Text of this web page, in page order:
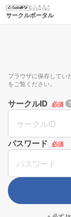
サークルポータル
ブラウザに保存してい
をご覧ください。
サークルID 必須
パスワード 必須